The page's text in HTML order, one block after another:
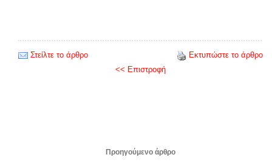
Στείλτε το άρθρο
Εκτυπώστε το άρθρο
<< Επιστροφή
Προηγούμενο άρθρο